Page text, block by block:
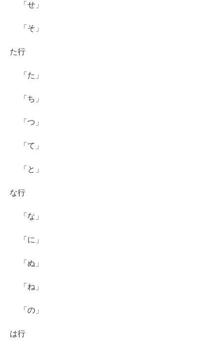
「せ」
「そ」
た行
「た」
「ち」
「つ」
「て」
「と」
な行
「な」
「に」
「ぬ」
「ね」
「の」
は行